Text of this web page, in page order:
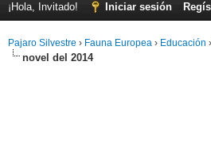
¡Hola, Invitado! Iniciar sesión
Pajaro Silvestre › Fauna Europea › Educación ›
novel del 2014